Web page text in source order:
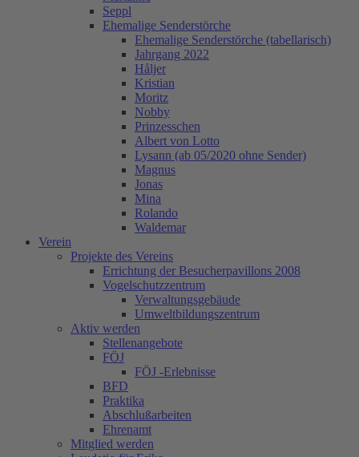
Seppl
Ehemalige Senderstörche
Ehemalige Senderstörche (tabellarisch)
Jahrgang 2022
Håljer
Kristian
Moritz
Nobby
Prinzesschen
Albert von Lotto
Lysann (ab 05/2020 ohne Sender)
Magnus
Jonas
Mina
Rolando
Waldemar
Verein
Projekte des Vereins
Errichtung der Besucherpavillons 2008
Vogelschutzzentrum
Verwaltungsgebäude
Umweltbildungszentrum
Aktiv werden
Stellenangebote
FÖJ
FÖJ -Erlebnisse
BFD
Praktika
Abschlußarbeiten
Ehrenamt
Mitglied werden